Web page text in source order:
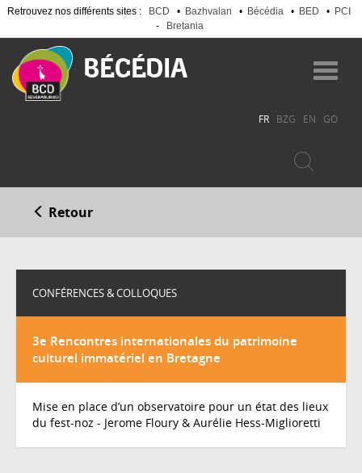
Retrouvez nos différents sites : BCD • Bazhvalan • Bécédia • BED •
PCI
-
Bretania
au
contenu
principal
FR BZG EN GO
Retour
CONFÉRENCES & COLLOQUES
3e Rencontres internationales du patrimoine
culturel immatériel en Bretagne
Mise en place d’un observatoire pour un état des lieux
du fest-noz - Jerome Floury & Aurélie Hess-Miglioretti